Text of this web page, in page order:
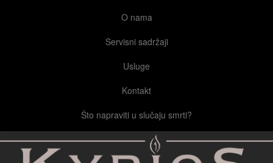
O nama
Servisni sadržaji
Usluge
Kontakt
Što napraviti u slučaju smrti?